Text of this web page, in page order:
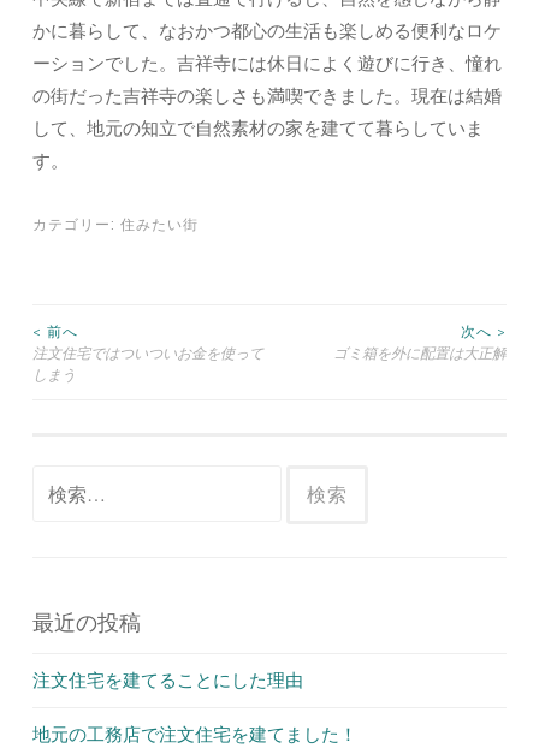
かに暮らして、なおかつ都心の生活も楽しめる便利なロケ
ーションでした。吉祥寺には休日によく遊びに行き、憧れ
の街だった吉祥寺の楽しさも満喫できました。現在は結婚
して、地元の知立で自然素材の家を建てて暮らしていま
す。
カテゴリー: 住みたい街
投稿ナビゲーション
< 前へ
注文住宅ではついついお金を使って
しまう
次へ >
ゴミ箱を外に配置は大正解
検索:
最近の投稿
注文住宅を建てることにした理由
地元の工務店で注文住宅を建てました！